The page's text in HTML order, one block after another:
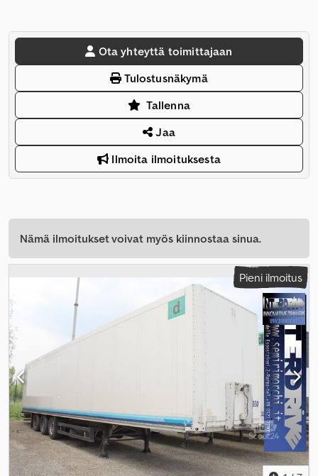
Ota yhteyttä toimittajaan
Tulostusnäkymä
Tallenna
Jaa
Ilmoita ilmoituksesta
Nämä ilmoitukset voivat myös kiinnostaa sinua.
Pieni ilmoitus